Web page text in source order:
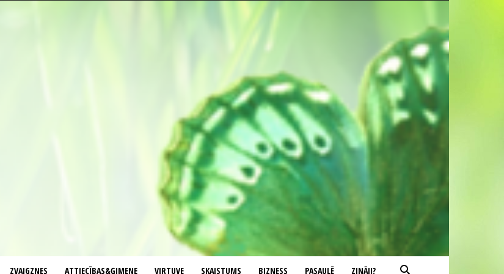
ZVAIGZNES ATTIECĪBAS&ĢIMENE VIRTUVE SKAISTUMS BIZNESS PASAULĒ ZINĀJI?